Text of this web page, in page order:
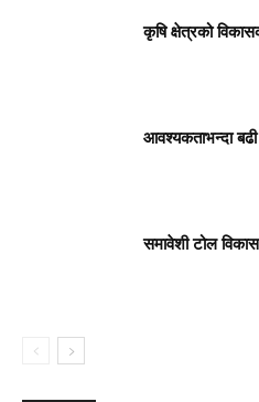
कृषि क्षेत्रको
आवश्यकताभन्दा
समावेशी टोल